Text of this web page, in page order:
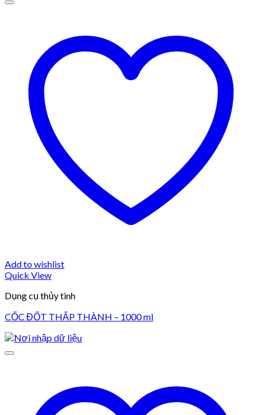
Add to wishlist
Quick View
Dụng cụ thủy tinh
CỐC ĐỐT THẤP THÀNH – 1000 ml